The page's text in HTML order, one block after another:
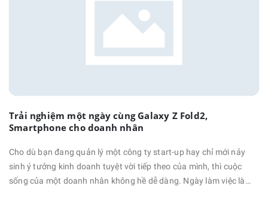
Trải nghiệm một ngày cùng Galaxy Z Fold2,
Smartphone cho doanh nhân
Cho dù bạn đang quản lý một công ty start-up hay chỉ mới nảy
sinh ý tưởng kinh doanh tuyệt vời tiếp theo của mình, thì cuộc
sống của một doanh nhân không hề dễ dàng. Ngày làm việc là